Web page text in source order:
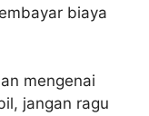
biaya
mengenai
jangan ragu